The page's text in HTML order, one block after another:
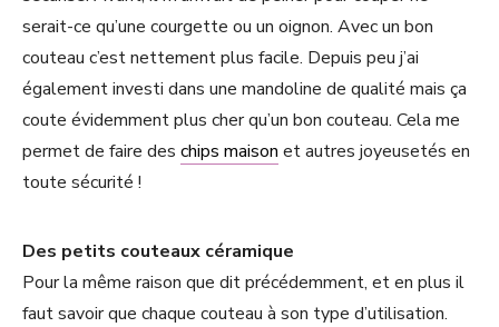
serait-ce qu’une courgette ou un oignon. Avec un bon
couteau c’est nettement plus facile. Depuis peu j’ai
également investi dans une mandoline de qualité mais ça
coute évidemment plus cher qu’un bon couteau. Cela me
permet de faire des chips maison et autres joyeusetés en
toute sécurité !
Des petits couteaux céramique
Pour la même raison que dit précédemment, et en plus il
faut savoir que chaque couteau à son type d’utilisation.